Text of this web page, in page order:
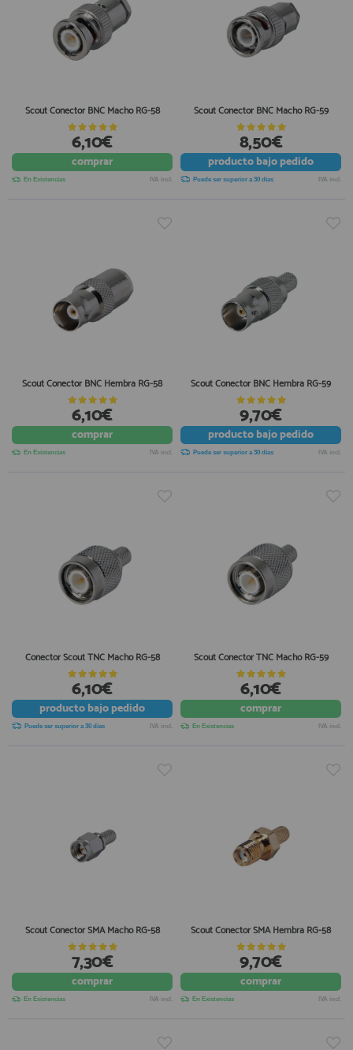
Scout Conector BNC Macho RG-58
6,10€
comprar
En Existencias IVA incl.
Scout Conector BNC Macho RG-59
8,50€
productobajo pedido
Puede ser superior a 30 días IVA incl.
Scout Conector BNC Hembra RG-58
6,10€
comprar
En Existencias IVA incl.
Scout Conector BNC Hembra RG-59
9,70€
productobajo pedido
Puede ser superior a 30 días IVA incl.
Conector Scout TNC Macho RG-58
6,10€
productobajo pedido
Puede ser superior a 30 días IVA incl.
Scout Conector TNC Macho RG-59
6,10€
comprar
En Existencias IVA incl.
Scout Conector SMA Macho RG-58
7,30€
comprar
En Existencias IVA incl.
Scout Conector SMA Hembra RG-58
9,70€
comprar
En Existencias IVA incl.